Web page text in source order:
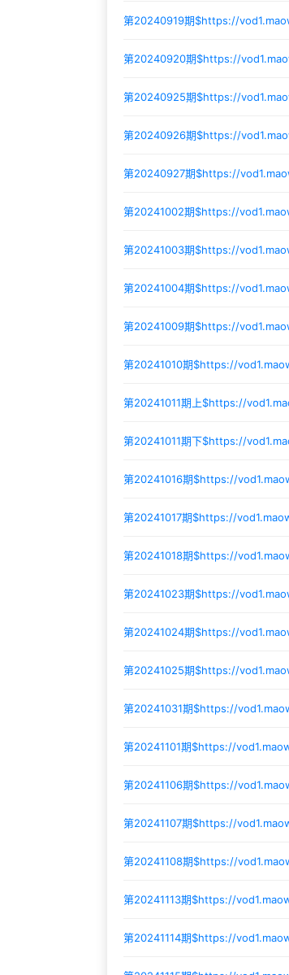
第20240919期$https://
第20240920期$https://
第20240925期$https://
第20240926期$https://
第20240927期$https://
第20241002期$https://
第20241003期$https://
第20241004期$https://
第20241009期$https://
第20241010期$https://
第20241011期上$https://
第20241011期下$https://
第20241016期$https://
第20241017期$https://
第20241018期$https://
第20241023期$https://
第20241024期$https://
第20241025期$https://
第20241031期$https://
第20241101期$https://
第20241106期$https://
第20241107期$https://
第20241108期$https://
第20241113期$https://
第20241114期$https://